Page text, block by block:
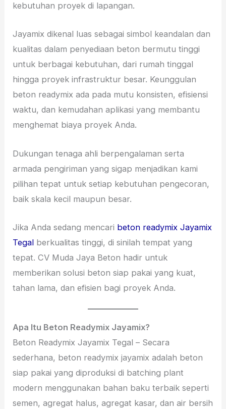
kebutuhan proyek di lapangan.
Jayamix dikenal luas sebagai simbol keandalan dan
kualitas dalam penyediaan beton bermutu tinggi
untuk berbagai kebutuhan, dari rumah tinggal
hingga proyek infrastruktur besar. Keunggulan
beton readymix ada pada mutu konsisten, efisiensi
waktu, dan kemudahan aplikasi yang membantu
menghemat biaya proyek Anda.
Dukungan tenaga ahli berpengalaman serta
armada pengiriman yang sigap menjadikan kami
pilihan tepat untuk setiap kebutuhan pengecoran,
baik skala kecil maupun besar.
Jika Anda sedang mencari beton readymix Jayamix
Tegal berkualitas tinggi, di sinilah tempat yang
tepat. CV Muda Jaya Beton hadir untuk
memberikan solusi beton siap pakai yang kuat,
tahan lama, dan efisien bagi proyek Anda.
Apa Itu Beton Readymix Jayamix?
Beton Readymix Jayamix Tegal – Secara
sederhana, beton readymix jayamix adalah beton
siap pakai yang diproduksi di batching plant
modern menggunakan bahan baku terbaik seperti
semen, agregat halus, agregat kasar, dan air bersih